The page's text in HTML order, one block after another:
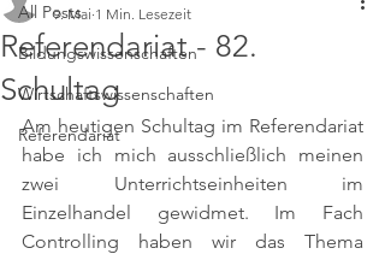
All Posts
Bildungswissenschaften
Wirtschaftswissenschaften
Referendariat
Referendariat - 82.
Schultag
9. Mai 1 Min. Lesezeit
Am heutigen Schultag im Referendariat
habe ich mich ausschließlich meinen
zwei Unterrichtseinheiten im
Einzelhandel gewidmet. Im Fach
Controlling haben wir das Thema